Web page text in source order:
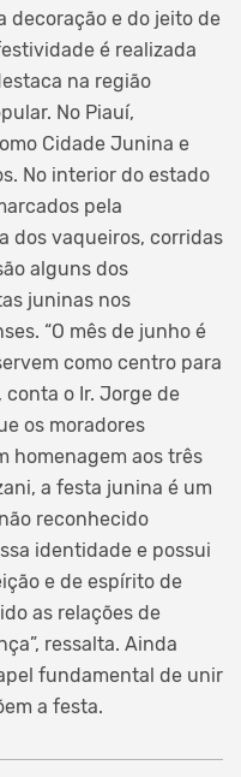
decoração e do jeito de
é realizada
na região
No Piauí,
Cidade Junina e
No interior do estado
pela
dos vaqueiros, corridas
alguns dos
juninas nos
“O mês de junho é
como centro para
conta o Ir. Jorge de
os moradores
homenagem aos três
a festa junina é um
reconhecido
identidade e possui
e de espírito de
as relações de
ressalta. Ainda
fundamental de unir
a festa.